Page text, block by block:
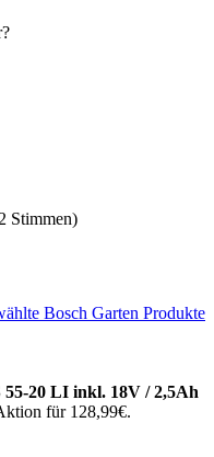
Stimmen)
Bosch Garten Produkte
55-20 LI inkl. 18V / 2,5Ah
für 128,99€.